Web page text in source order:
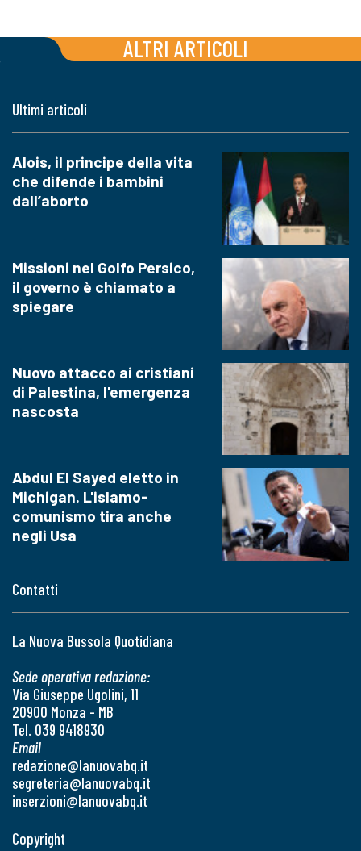
ALTRI ARTICOLI
Contatti
La Nuova Bussola Quotidiana
Sede operativa redazione:
Via Giuseppe Ugolini, 11
20900 Monza - MB
Tel. 039 9418930
Email
redazione@lanuovabq.it
segreteria@lanuovabq.it
inserzioni@lanuovabq.it
Ultimi articoli
Alois, il principe della vita
che difende i bambini
dall’aborto
Missioni nel Golfo Persico,
il governo è chiamato a
spiegare
Nuovo attacco ai cristiani
di Palestina, l'emergenza
nascosta
Abdul El Sayed eletto in
Michigan. L'islamo-
comunismo tira anche
negli Usa
Copyright